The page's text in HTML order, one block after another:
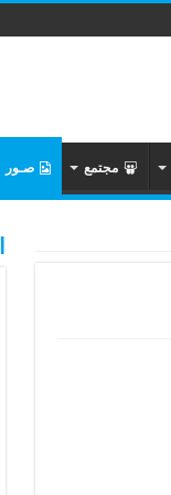
مجتمع صـور